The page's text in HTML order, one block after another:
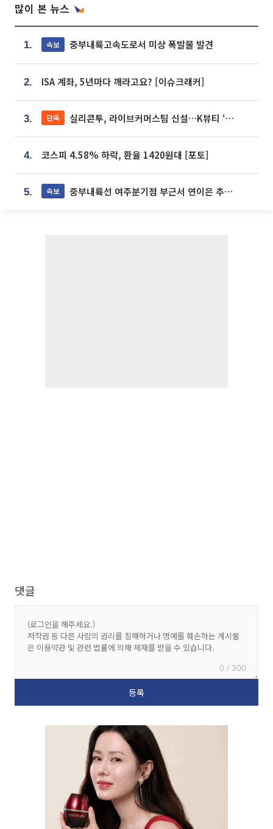
많이 본 뉴스
1. 속보 중부내륙고속도로서 미상 폭발물 발견
2. ISA 계좌, 5년마다 깨라고요? [이슈크래커]
3. 단독 실리콘투, 라이브커머스팀 신설…K뷰티 ‘글로벌 판매망’ 확대[K뷰티 라방戰]
4. 코스피 4.58% 하락, 환율 1420원대 [포토]
5. 속보 중부내륙선 여주분기점 부근서 연이은 추돌사고 발생
댓글
0 / 300